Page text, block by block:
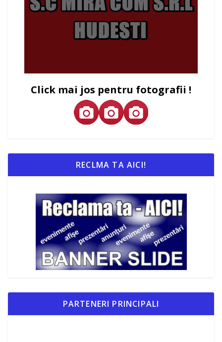
Click mai jos pentru fotografii !
RECLMA TA AICI!
PARTENERI PRINCIPALI